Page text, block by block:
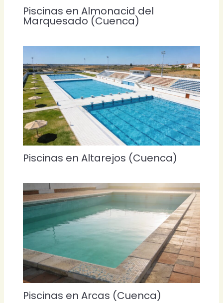
Piscinas en Almonacid del
Marquesado (Cuenca)
Piscinas en Altarejos (Cuenca)
Piscinas en Arcas (Cuenca)